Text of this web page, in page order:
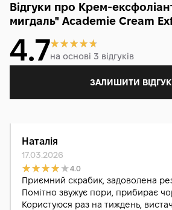
Відгуки про Крем-
мигдаль" Academie Cream
4.7на основі 3 відгуків
ЗАЛИШИТИ ВІДГУК
Наталія
17.03.2026
4.0
Приємний скрабик, задоволена
Помітно звужує пори, прибирає
Користуюся раз на тиждень,